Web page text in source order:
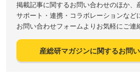
掲載記事に関するお問い合わせのほか、
サポート・連携・コラボレーションなど
お問い合わせフォームよりお気軽にご連
産総研マガジンに関するお問